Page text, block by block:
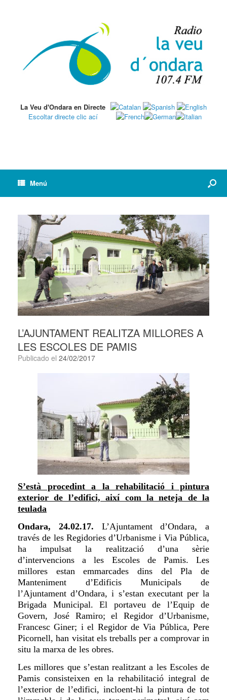
La Veu d'Ondara en Directe
Escoltar directe clic ací
Menú
L’AJUNTAMENT REALITZA MILLORES A
LES ESCOLES DE PAMIS
Publicado el 24/02/2017
S’està procedint a la rehabilitació i pintura
exterior de l’edifici, així com la neteja de la
teulada
Ondara, 24.02.17. L’Ajuntament d’Ondara, a
través de les Regidories d’Urbanisme i Via Pública,
ha impulsat la realització d’una sèrie
d’intervencions a les Escoles de Pamis. Les
millores estan emmarcades dins del Pla de
Manteniment d’Edificis Municipals de
l’Ajuntament d’Ondara, i s’estan executant per la
Brigada Municipal. El portaveu de l’Equip de
Govern, José Ramiro; el Regidor d’Urbanisme,
Francesc Giner; i el Regidor de Via Pública, Pere
Picornell, han visitat els treballs per a comprovar in
situ la marxa de les obres.
Les millores que s’estan realitzant a les Escoles de
Pamis consisteixen en la rehabilitació integral de
l’exterior de l’edifici, incloent-hi la pintura de tot